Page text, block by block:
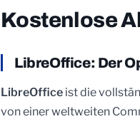
Kostenlose
LibreOffice: Der
LibreOffice ist die
von einer weltweiten